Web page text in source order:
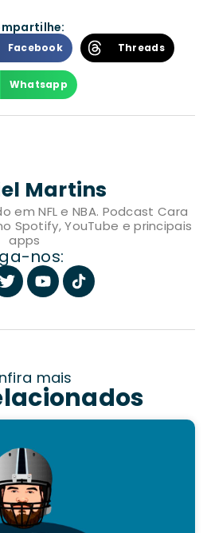
Facebook Threads
Whatsapp
Martins
em NFL e NBA. Podcast Cara
Spotify, YouTube e principais
apps
nos:
mais